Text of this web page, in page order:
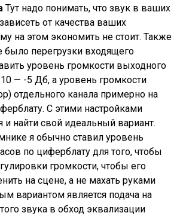
Тут надо понимать, что звук в ваших
от качества ваших
на этом экономить не стоит. Также
было перегрузки входящего
уровень громкости выходного
10 — -5 Дб, а уровень громкости
отдельного канала примерно на
С этими настройками
и найти свой идеальный вариант.
я обычно ставил уровень
по циферблату для того, чтобы
громкости, чтобы его
на сцене, а не махать руками
вариантом является подача на
звука в обход эквализации